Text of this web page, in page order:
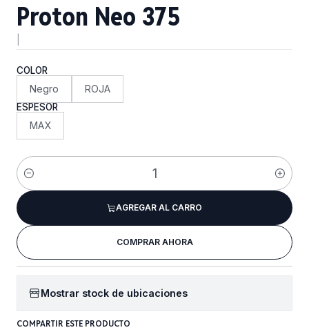
Proton Neo 375
COLOR
Negro ROJA
ESPESOR
MAX
Cantidad
AGREGAR AL CARRO
COMPRAR AHORA
Mostrar stock de ubicaciones
COMPARTIR ESTE PRODUCTO